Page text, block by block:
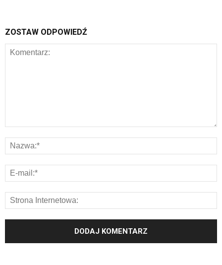
ZOSTAW ODPOWIEDŹ